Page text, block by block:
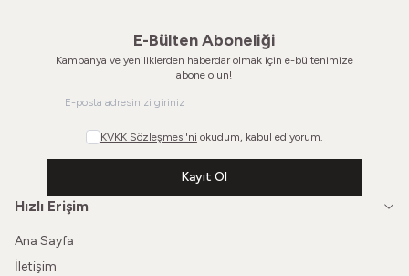
E-Bülten Aboneliği
Kampanya ve yeniliklerden haberdar olmak için e-bültenimize
abone olun!
KVKK Sözleşmesi'ni okudum, kabul ediyorum.
Kayıt Ol
Hızlı Erişim
Ana Sayfa
İletişim